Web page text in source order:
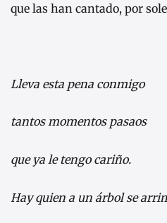
que las han cantado, por
Lleva esta pena conmigo
tantos momentos pasaos
que ya le tengo cariño.
Hay quien a un árbol se